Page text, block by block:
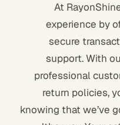
At
experience by
secure
support. With
professional
return policies,
knowing that we’ve